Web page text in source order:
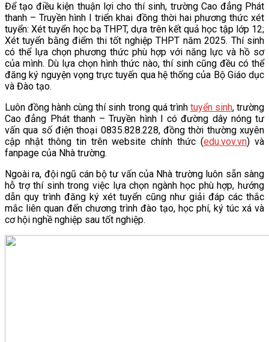
Để tạo điều kiện thuận lợi cho thí sinh, trường Cao đẳng Phát
thanh – Truyền hình I triển khai đồng thời hai phương thức xét
tuyển: Xét tuyển học bạ THPT, dựa trên kết quả học tập lớp 12;
Xét tuyển bằng điểm thi tốt nghiệp THPT năm 2025. Thí sinh
có thể lựa chọn phương thức phù hợp với năng lực và hồ sơ
của mình. Dù lựa chọn hình thức nào, thí sinh cũng đều có thể
đăng ký nguyện vọng trực tuyến qua hệ thống của Bộ Giáo dục
và Đào tạo.
Luôn đồng hành cùng thí sinh trong quá trình tuyển sinh, trường
Cao đẳng Phát thanh – Truyền hình I có đường dây nóng tư
vấn qua số điện thoại 0835.828.228, đồng thời thường xuyên
cập nhật thông tin trên website chính thức (edu.vov.vn) và
fanpage của Nhà trường.
Ngoài ra, đội ngũ cán bộ tư vấn của Nhà trường luôn sẵn sàng
hỗ trợ thí sinh trong việc lựa chọn ngành học phù hợp, hướng
dẫn quy trình đăng ký xét tuyển cũng như giải đáp các thắc
mắc liên quan đến chương trình đào tạo, học phí, ký túc xá và
cơ hội nghề nghiệp sau tốt nghiệp.